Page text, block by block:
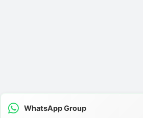
WhatsApp Group